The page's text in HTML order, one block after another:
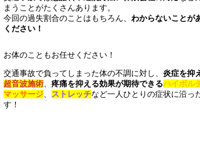
まうことがたくさんあります。
今回の過失割合のことはもちろん、わからないことが
ください！
お体のこともお任せください！
交通事故で負ってしまった体の不調に対し、炎症を抑
超音波施術 、疼痛を抑える効果が期待できるハイボル
マッサージ
ストレッチなど一人ひとりの症状に沿っ
す！